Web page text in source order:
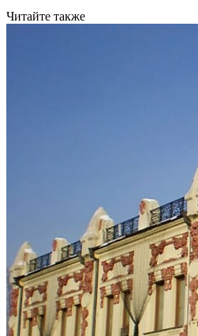
Читайте также